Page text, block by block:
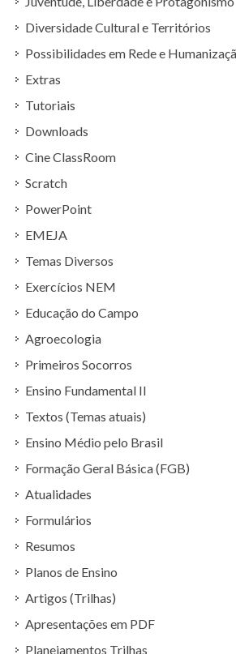
Diversidade Cultural e Territórios
Possibilidades em Rede e
Extras
Tutoriais
Downloads
Cine ClassRoom
Scratch
PowerPoint
EMEJA
Temas Diversos
Exercícios NEM
Educação do Campo
Agroecologia
Primeiros Socorros
Ensino Fundamental II
Textos (Temas atuais)
Ensino Médio pelo Brasil
Formação Geral Básica (FGB)
Atualidades
Formulários
Resumos
Planos de Ensino
Artigos (Trilhas)
Apresentações em PDF
Planejamentos Trilhas